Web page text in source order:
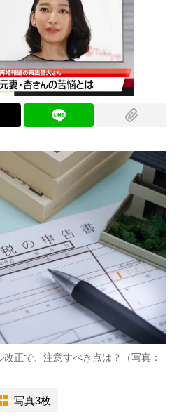
正で、注意すべき点は？（写真：
写真3枚